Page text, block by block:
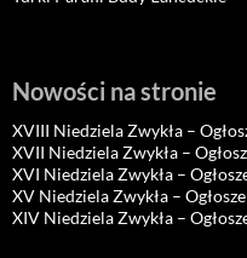
Nowości na stronie
XVIII Niedziela Zwykła –
XVII Niedziela Zwykła –
XVI Niedziela Zwykła –
XV Niedziela Zwykła –
XIV Niedziela Zwykła –